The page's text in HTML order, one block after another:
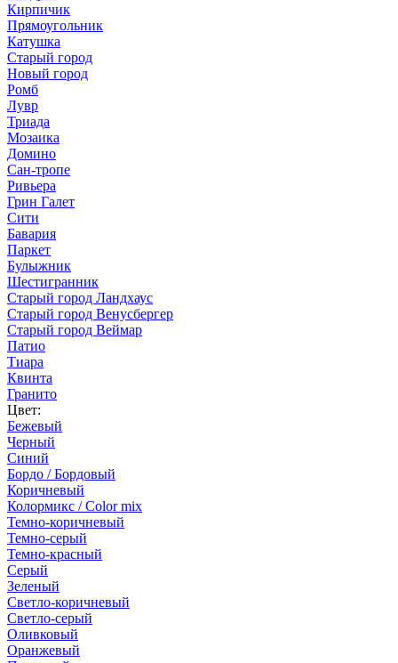
Кирпичик
Прямоугольник
Катушка
Старый город
Новый город
Ромб
Лувр
Триада
Мозаика
Домино
Сан-тропе
Ривьера
Грин Галет
Сити
Бавария
Паркет
Булыжник
Шестигранник
Старый город Ландхаус
Старый город Венусбергер
Старый город Веймар
Патио
Тиара
Квинта
Гранито
Цвет:
Бежевый
Черный
Синий
Бордо / Бордовый
Коричневый
Колормикс / Color mix
Темно-коричневый
Темно-серый
Темно-красный
Серый
Зеленый
Светло-коричневый
Светло-серый
Оливковый
Оранжевый